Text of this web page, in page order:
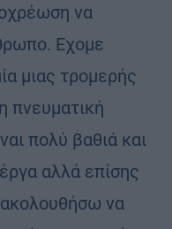
να
Εχομε
μιας τρομερής
πνευματική
πολύ βαθιά και
αλλά επίσης
να